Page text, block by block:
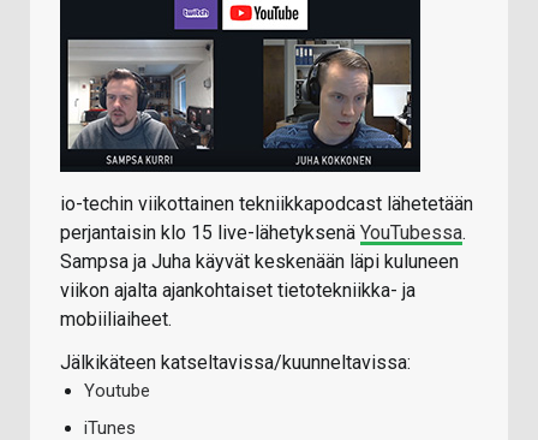
io-techin viikottainen tekniikkapodcast lähetetään
perjantaisin klo 15 live-lähetyksenä YouTubessa.
Sampsa ja Juha käyvät keskenään läpi kuluneen
viikon ajalta ajankohtaiset tietotekniikka- ja
mobiiliaiheet.
Jälkikäteen katseltavissa/kuunneltavissa:
Youtube
iTunes